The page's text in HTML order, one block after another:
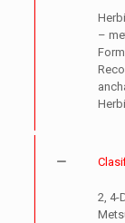
–
2, 4-